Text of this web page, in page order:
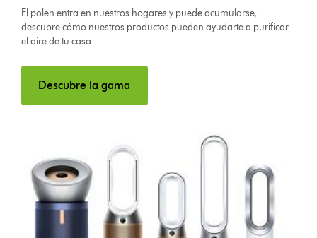
El polen entra en nuestros hogares y puede acumularse,
descubre cómo nuestros productos pueden ayudarte a purificar
el aire de tu casa
Descubre la gama